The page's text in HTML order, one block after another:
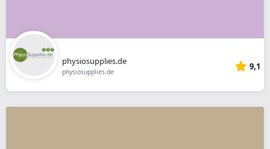
physiosupplies.de
physiosupplies.de 9,1